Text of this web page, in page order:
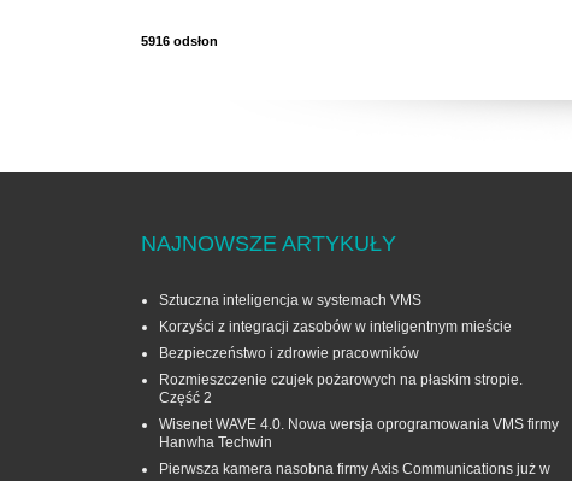
5916 odsłon
NAJNOWSZE ARTYKUŁY
Sztuczna inteligencja w systemach VMS
Korzyści z integracji zasobów w inteligentnym mieście
Bezpieczeństwo i zdrowie pracowników
Rozmieszczenie czujek pożarowych na płaskim stropie.
Część 2
Wisenet WAVE 4.0. Nowa wersja oprogramowania VMS firmy
Hanwha Techwin
Pierwsza kamera nasobna firmy Axis Communications już w